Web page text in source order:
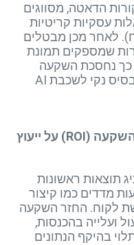
הדאטה, מסווגים
עסקיות קריטיות
לאחר מכן מבטלים
שמספקים תמונת
כך נחסכת השקעה
בכלי אינטגרציה מיותרים ונוצר בסיס נקי לשכבת AI
מהו טווח הזמן הריאלי להחזר השקעה (ROI) על ייעוץ
תוצאות ראשונות
מדדים כמו קיצור
לקוח. החזר השקעה
ועלייה בהכנסות,
12 חודשים, תלוי בהיקף הנתונים